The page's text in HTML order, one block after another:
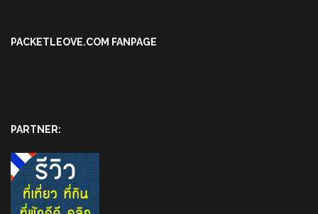
PACKETLEOVE.COM FANPAGE
PARTNER: